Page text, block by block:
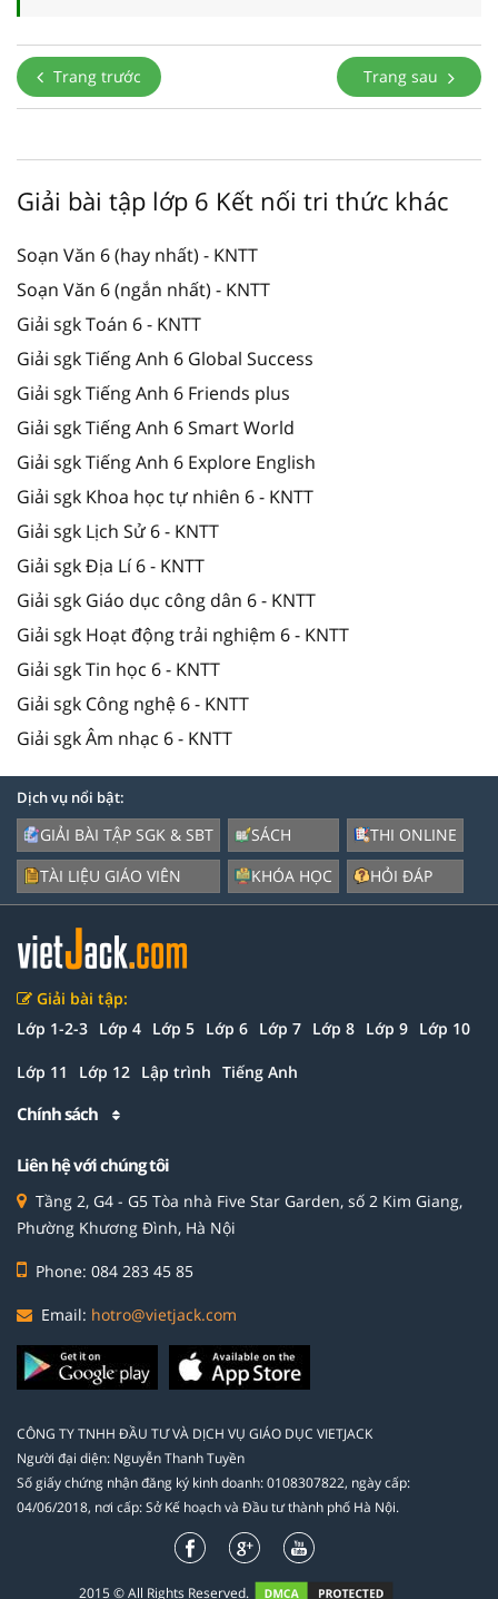
Trang trước Trang sau
Giải bài tập lớp 6 Kết nối tri thức khác
Soạn Văn 6 (hay nhất) - KNTT
Soạn Văn 6 (ngắn nhất) - KNTT
Giải sgk Toán 6 - KNTT
Giải sgk Tiếng Anh 6 Global Success
Giải sgk Tiếng Anh 6 Friends plus
Giải sgk Tiếng Anh 6 Smart World
Giải sgk Tiếng Anh 6 Explore English
Giải sgk Khoa học tự nhiên 6 - KNTT
Giải sgk Lịch Sử 6 - KNTT
Giải sgk Địa Lí 6 - KNTT
Giải sgk Giáo dục công dân 6 - KNTT
Giải sgk Hoạt động trải nghiệm 6 - KNTT
Giải sgk Tin học 6 - KNTT
Giải sgk Công nghệ 6 - KNTT
Giải sgk Âm nhạc 6 - KNTT
Dịch vụ nổi bật:
GIẢI BÀI TẬP SGK & SBT
TÀI LIỆU GIÁO VIÊN
SÁCH
KHÓA HỌC
THI ONLINE
HỎI ĐÁP
Giải bài tập:
Lớp 1-2-3 Lớp 4 Lớp 5 Lớp 6 Lớp 7 Lớp 8 Lớp 9 Lớp 10
Lớp 11 Lớp 12 Lập trình Tiếng Anh
Chính sách
Liên hệ với chúng tôi
Tầng 2, G4 - G5 Tòa nhà Five Star Garden, số 2 Kim Giang,
Phường Khương Đình, Hà Nội
Phone: 084 283 45 85
Email: hotro@vietjack.com
CÔNG TY TNHH ĐẦU TƯ VÀ DỊCH VỤ GIÁO DỤC VIETJACK
Người đại diện: Nguyễn Thanh Tuyền
Số giấy chứng nhận đăng ký kinh doanh: 0108307822, ngày cấp:
04/06/2018, nơi cấp: Sở Kế hoạch và Đầu tư thành phố Hà Nội.
2015 © All Rights Reserved.